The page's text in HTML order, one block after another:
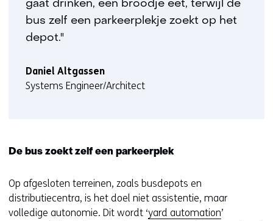
gaat drinken, een broodje eet, terwijl de
bus zelf een parkeerplekje zoekt op het
depot."
Daniel Altgassen
Systems Engineer/Architect
De bus zoekt zelf een parkeerplek
Op afgesloten terreinen, zoals busdepots en
distributiecentra, is het doel niet assistentie, maar
volledige autonomie. Dit wordt ‘yard automation’